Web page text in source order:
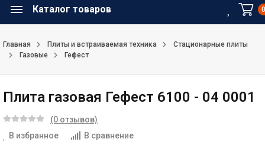
Каталог товаров
Главная Плиты и встраиваемая техника
Стационарные плиты
Газовые
Гефест
Плита газовая Гефест 6100 - 04 0001
(0 отзывов)
В избранное
В сравнение